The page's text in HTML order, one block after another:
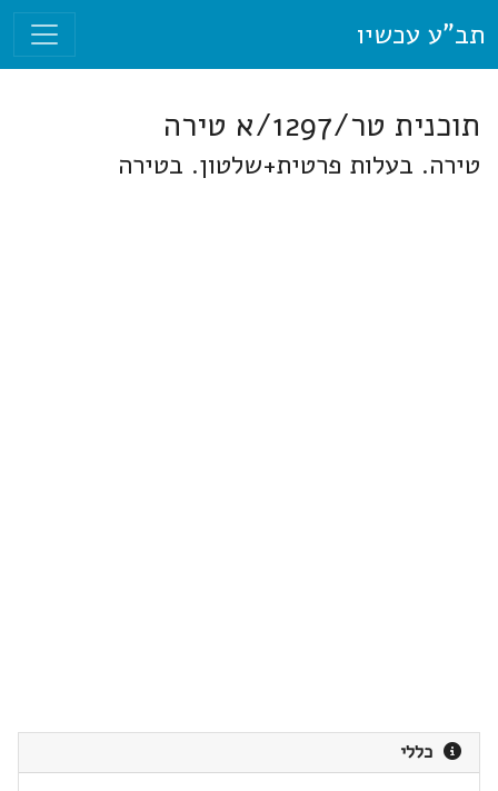
תב"ע עכשיו
תוכנית טר/1297/א טירה
טירה. בעלות פרטית+שלטון. בטירה
כללי